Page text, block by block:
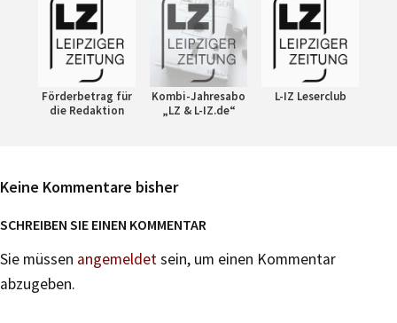
Förderbetrag für
die Redaktion
Kombi-Jahresabo
„LZ & L-IZ.de“
L-IZ Leserclub
Keine Kommentare bisher
SCHREIBEN SIE EINEN KOMMENTAR
Sie müssen angemeldetsein, um einen Kommentar
abzugeben.